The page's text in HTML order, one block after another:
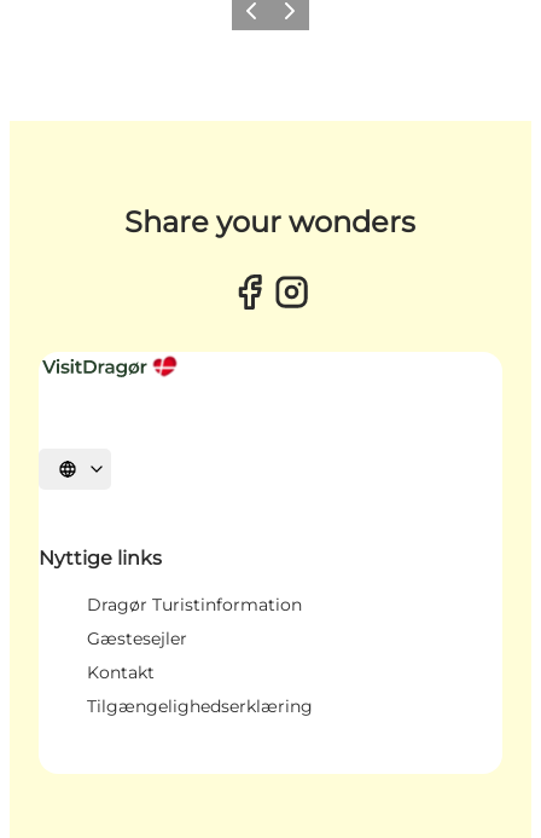
Forrige billede
Næste billede
Share your wonders
Vælg sprog
Nyttige links
Dragør Turistinformation
Gæstesejler
Kontakt
Tilgængelighedserklæring